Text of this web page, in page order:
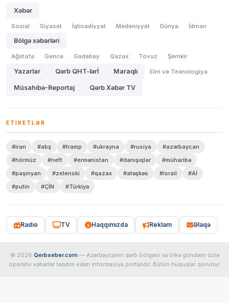
Xəbər
Sosial Siyasət İqtisadiyyat Mədəniyyət Dünya İdman
Bölgə xəbərləri
Ağstafa Gəncə Gədəbəy Qazax Tovuz Şəmkir
Yazarlar Qərb QHT-lərİ Maraqlı Elm və Texnologiya
Müsahibə-Reportaj Qərb Xəbər TV
ETIKETLƏR
#iran #abş #tramp #ukrayna #rusiya
#azərbaycan
#hörmüz
#neft #ermənistan #danışıqlar
#müharibə
#paşinyan
#zelenski #qazax #atəşkəs #israil
#Aİ
#putin
#ÇİN #Türkiyə
Radio TV Haqqımızda Reklam Əlaqə
© 2026 Qerbxeber.com — Azərbaycanın qərb bölgəsi və ölkə gündəmi üzrə
operativ xəbərlər təqdim edən informasiya portalıdır. Bütün hüquqlar qorunur.